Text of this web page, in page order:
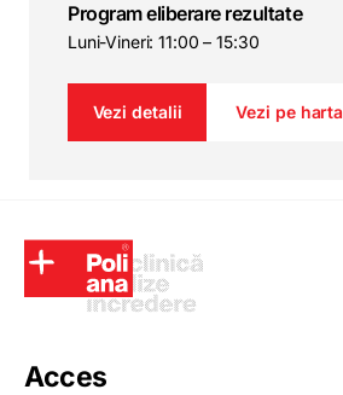
Program eliberare rezultate
Luni-Vineri: 11:00 – 15:30
Vezi detalii Vezi pe harta
Acces